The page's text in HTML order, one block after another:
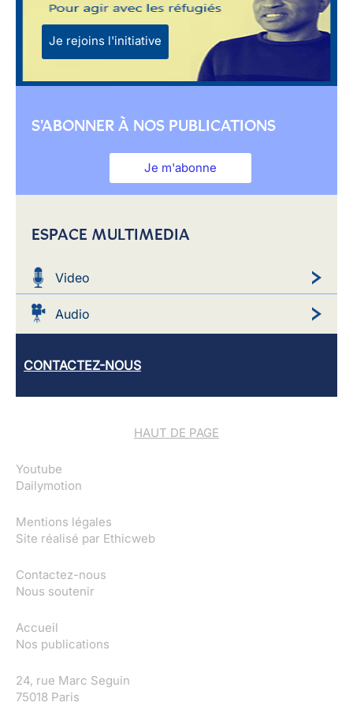
Je rejoins l'initiative
S'ABONNER À NOS PUBLICATIONS
Je m'abonne
ESPACE MULTIMEDIA
Video
Audio
CONTACTEZ-NOUS
HAUT DE PAGE
Youtube
Dailymotion
Mentions légales
Site réalisé par Ethicweb
Contactez-nous
Nous soutenir
Accueil
Nos publications
24, rue Marc Seguin
75018 Paris